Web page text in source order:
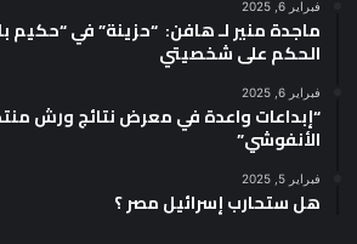
فبراير 6, 2025
ماجدة منير لـ هافن: “حزينة” في “حكيم
الحكم على شخصيتي
فبراير 6, 2025
“إبداعات واعدة في معرض نتائج ورش
الأنفوشي”
فبراير 5, 2025
هل ستحارب إسرائيل مصر ؟